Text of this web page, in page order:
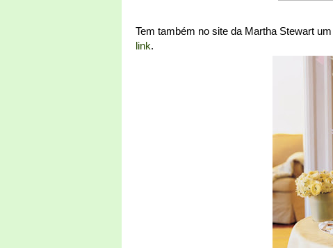
Tem também no site da Martha Stewart
link.